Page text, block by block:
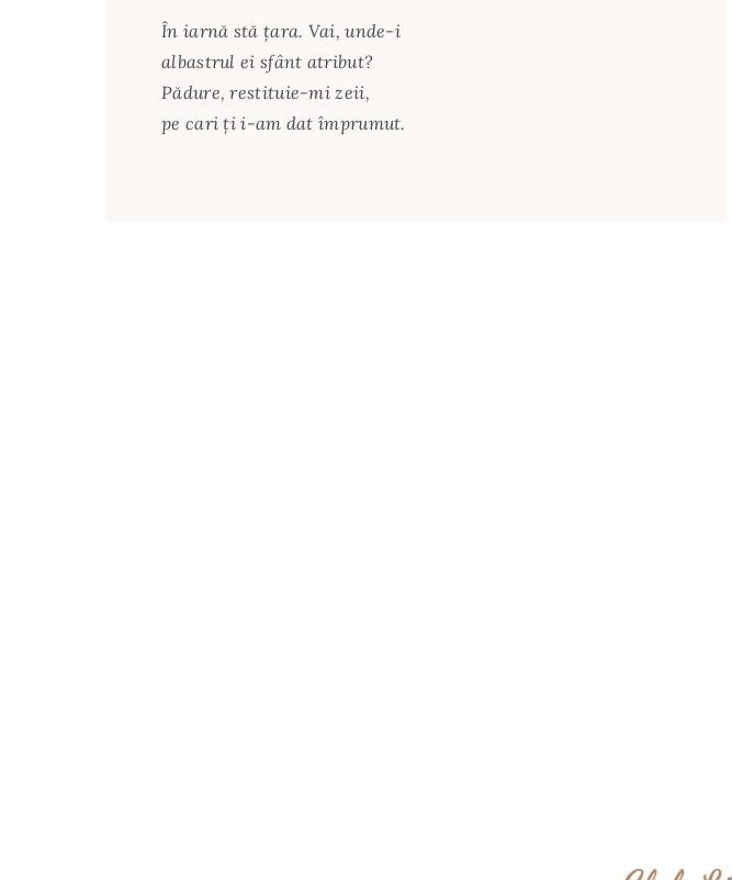
În iarnă stă țara. Vai, unde-i
albastrul ei sfânt atribut?
Pădure, restituie-mi zeii,
pe cari ți i-am dat împrumut.